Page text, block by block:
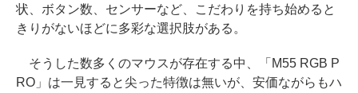
状、ボタン数、センサーなど、こだわりを持ち始めると
きりがないほどに多彩な選択肢がある。
そうした数多くのマウスが存在する中、「M55 RGB P
RO」は一見すると尖った特徴は無いが、安価ながらもハ